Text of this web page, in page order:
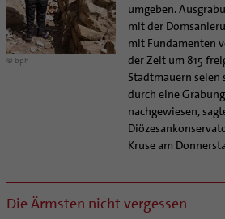
© bph
umgeben.
mit der
mit Fundamenten
der Zeit um 815
Stadtmauern seien
durch eine
nachgewiesen,
Kruse am
Die Ärmsten nicht vergessen